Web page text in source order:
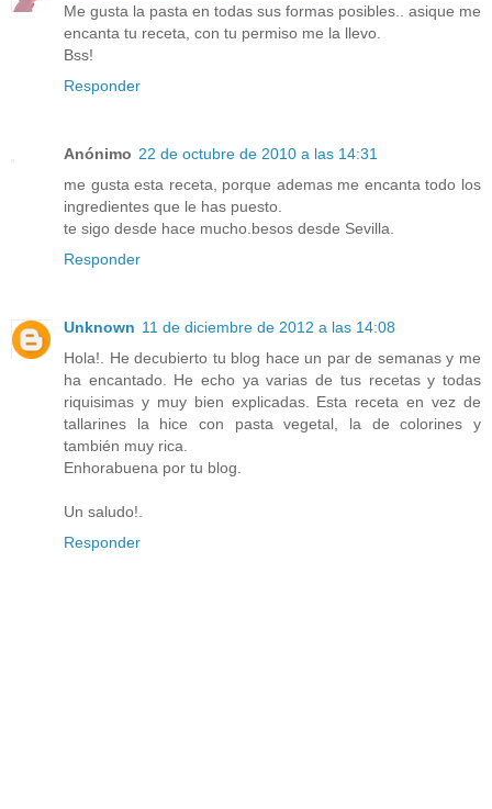
Me gusta la pasta en todas sus formas posibles.. asique me
encanta tu receta, con tu permiso me la llevo.
Bss!
Responder
Anónimo 22 de octubre de 2010 a las 14:31
me gusta esta receta, porque ademas me encanta todo los
ingredientes que le has puesto.
te sigo desde hace mucho.besos desde Sevilla.
Responder
Unknown 11 de diciembre de 2012 a las 14:08
Hola!. He decubierto tu blog hace un par de semanas y me
ha encantado. He echo ya varias de tus recetas y todas
riquisimas y muy bien explicadas. Esta receta en vez de
tallarines la hice con pasta vegetal, la de colorines y
también muy rica.
Enhorabuena por tu blog.
Un saludo!.
Responder